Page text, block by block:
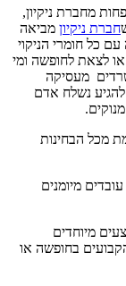
מחברת ניקיון,
חברת ניקיון מביאה
כל חומרי הניקוי
לצאת לחופשה ומי
מעסיקה
נשלח אדם
מכל הבחינות
מיומנים
מיוחדים
בחופשה או